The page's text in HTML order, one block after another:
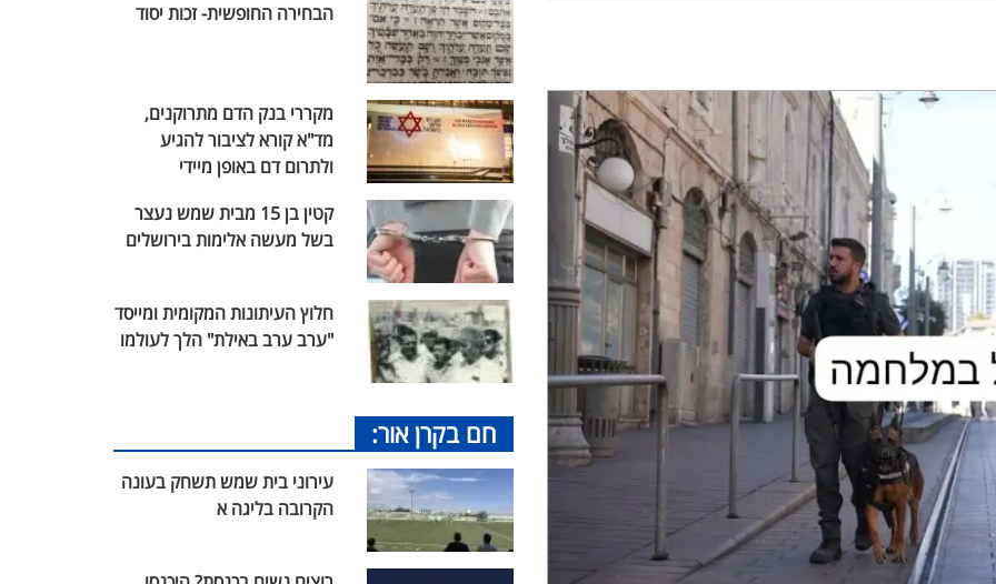
הבחירה החופשית- זכות יסוד
מקררי בנק הדם מתרוקנים,
מד"א קורא לציבור להגיע
ולתרום דם באופן מיידי
קטין בן 15 מבית שמש נעצר
בשל מעשה אלימות בירושלים
חלוץ העיתונות המקומית ומייסד
"ערב ערב באילת" הלך לעולמו
חם בקרן אור:
עירוני בית שמש תשחק בעונה
הקרובה בליגה א